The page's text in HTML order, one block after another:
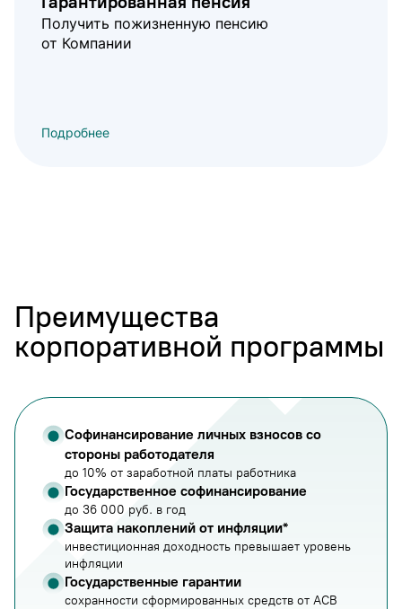
Получить пожизненную пенсию
от Компании
Подробнее
Преимущества
корпоративной программы
Софинансирование личных взносов со
стороны работодателя
до 10% от заработной платы работника
Государственное софинансирование
до 36 000 руб. в год
Защита накоплений от инфляции*
инвестиционная доходность превышает уровень
инфляции
Государственные гарантии
сохранности сформированных средств от АСВ